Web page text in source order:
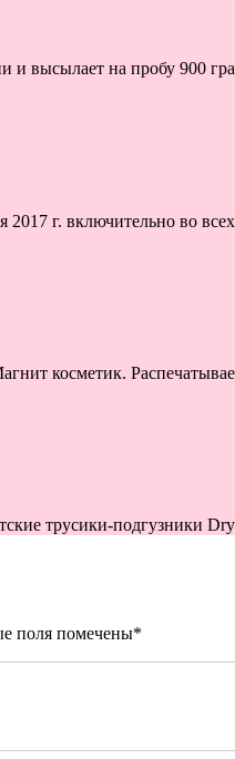
и высылает на пробу 900
г. включительно во
косметик.
трусики-подгузники
поля помечены*